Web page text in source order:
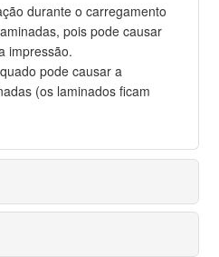
durante o carregamento
pois pode causar
impressão.
pode causar a
(os laminados ficam